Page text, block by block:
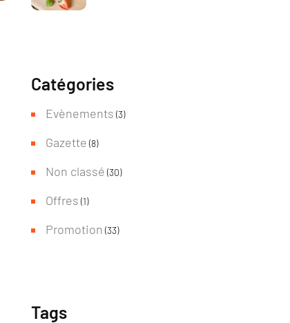
Catégories
Evènements (3)
Gazette (8)
Non classé (30)
Offres (1)
Promotion (33)
Tags